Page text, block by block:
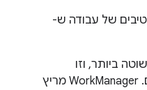
של עבודה ש-
ביותר, וזו
שראיתם בקטעים הקודמים. ‫WorkManager מריץ